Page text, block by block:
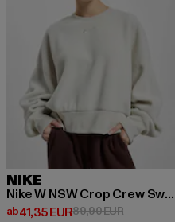
NIKE
Nike W NSW Crop Crew Sweater
ab41,35 EUR
Derzeitiger Preis: ab 41,35 EUR
89,90 EUR